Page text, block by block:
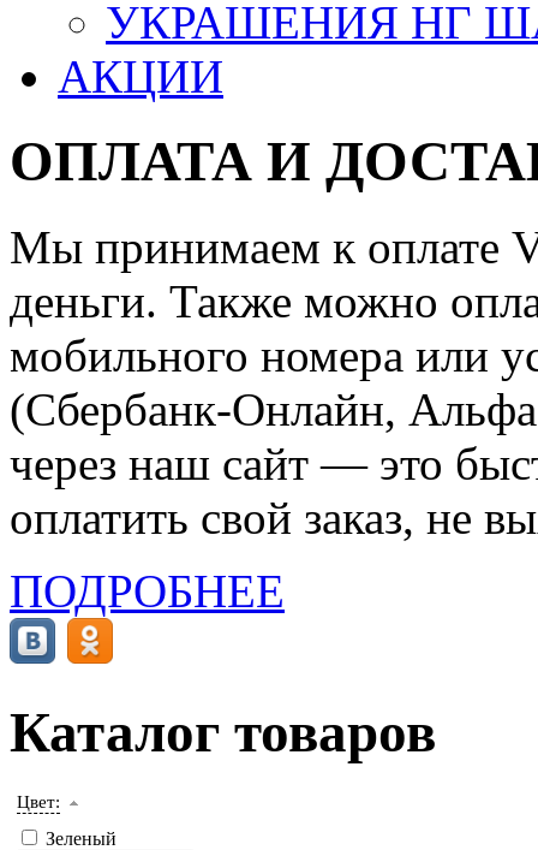
УКРАШЕНИЯ НГ
АКЦИИ
ОПЛАТА И
Мы принимаем к оплате
деньги. Также можно
мобильного номера или
(Сбербанк-Онлайн,
через наш сайт — это
оплатить свой заказ, не
ПОДРОБНЕЕ
Каталог товаров
Цвет:
Зеленый